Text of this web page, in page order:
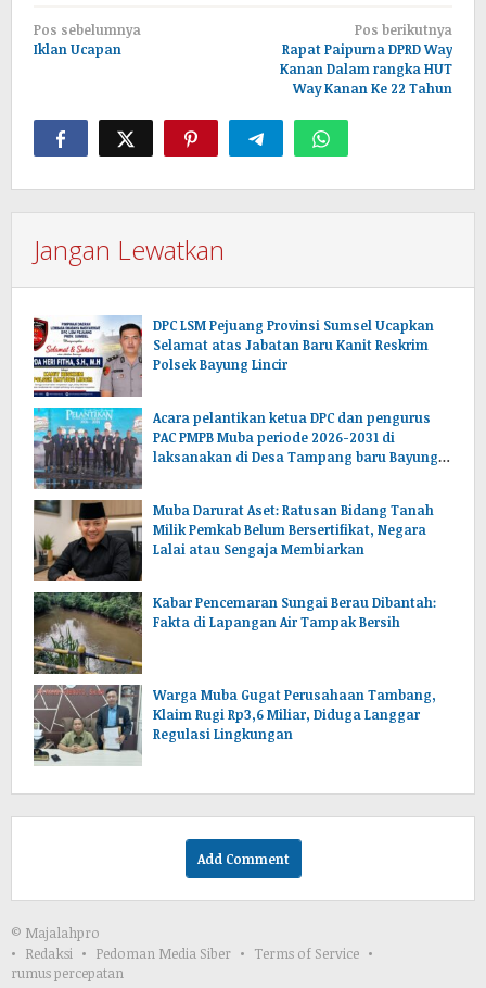
Navigasi
pos
Pos sebelumnya
Iklan Ucapan
Pos berikutnya
Rapat Paipurna DPRD Way
Kanan Dalam rangka HUT
Way Kanan Ke 22 Tahun
Jangan Lewatkan
DPC LSM Pejuang Provinsi Sumsel Ucapkan
Selamat atas Jabatan Baru Kanit Reskrim
Polsek Bayung Lincir
Acara pelantikan ketua DPC dan pengurus
PAC PMPB Muba periode 2026-2031 di
laksanakan di Desa Tampang baru Bayung
Muba Darurat Aset: Ratusan Bidang Tanah
Milik Pemkab Belum Bersertifikat, Negara
Lalai atau Sengaja Membiarkan
Kabar Pencemaran Sungai Berau Dibantah:
Fakta di Lapangan Air Tampak Bersih
Warga Muba Gugat Perusahaan Tambang,
Klaim Rugi Rp3,6 Miliar, Diduga Langgar
Regulasi Lingkungan
Add Comment
© Majalahpro
Redaksi
Pedoman Media Siber
Terms of Service
rumus percepatan